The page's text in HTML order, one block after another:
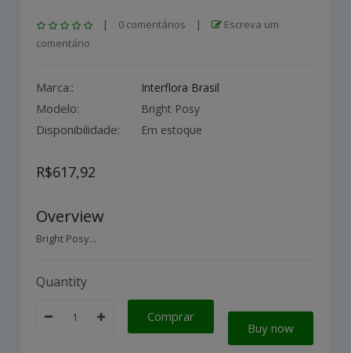
| 0 comentários |
Escreva um
comentário
Marca:: Interflora Brasil
Modelo: Bright Posy
Disponibilidade: Em estoque
R$617,92
Overview
Bright Posy...
Quantity
Comprar
Buy now